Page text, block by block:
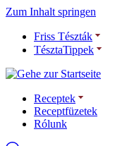
Zum Inhalt springen
Friss Tészták
TésztaTippek
Receptek
Receptfüzetek
Rólunk